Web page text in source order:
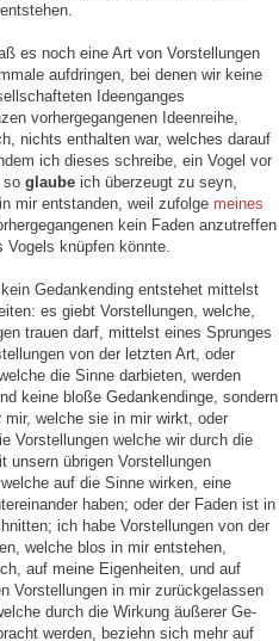
es noch eine Art von Vorstellungen
aufdringen, bei denen wir keine
Ideenganges
vorhergegangenen Ideenreihe,
nichts enthalten war, welches darauf
ich dieses schreibe, ein Vogel vor
so glaube ich überzeugt zu seyn,
mir entstanden, weil zufolge meines
kein Faden anzutreffen
knüpfen könnte.
Gedankending entstehet mittelst
es giebt Vorstellungen, welche,
trauen darf, mittelst eines Sprunges
von der letzten Art, oder
die Sinne darbieten, werden
keine bloße Gedankendinge, sondern
welche sie in mir wirkt, oder
Vorstellungen welche wir durch die
unsern übrigen Vorstellungen
auf die Sinne wirken, eine
haben; oder der Faden ist in
ich habe Vorstellungen von der
welche blos in mir entstehen,
auf meine Eigenheiten, und auf
Vorstellungen in mir zurückgelassen
durch die Wirkung äußerer Ge-
werden, beziehn sich mehr auf